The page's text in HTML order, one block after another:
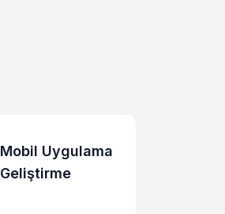
Mobil Uygulama
Geliştirme